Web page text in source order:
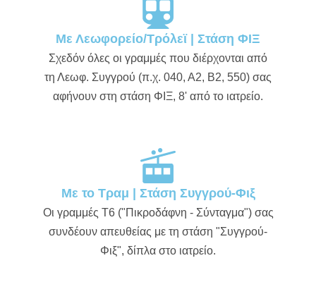
Με Λεωφορείο/Τρόλεϊ | Στάση ΦΙΞ
Σχεδόν όλες οι γραμμές που διέρχονται από
τη Λεωφ. Συγγρού (π.χ. 040, Α2, Β2, 550) σας
αφήνουν στη στάση ΦΙΞ, 8' από το ιατρείο.
Με το Τραμ | Στάση Συγγρού-Φιξ
Οι γραμμές Τ6 ("Πικροδάφνη - Σύνταγμα") σας
συνδέουν απευθείας με τη στάση "Συγγρού-
Φιξ", δίπλα στο ιατρείο.